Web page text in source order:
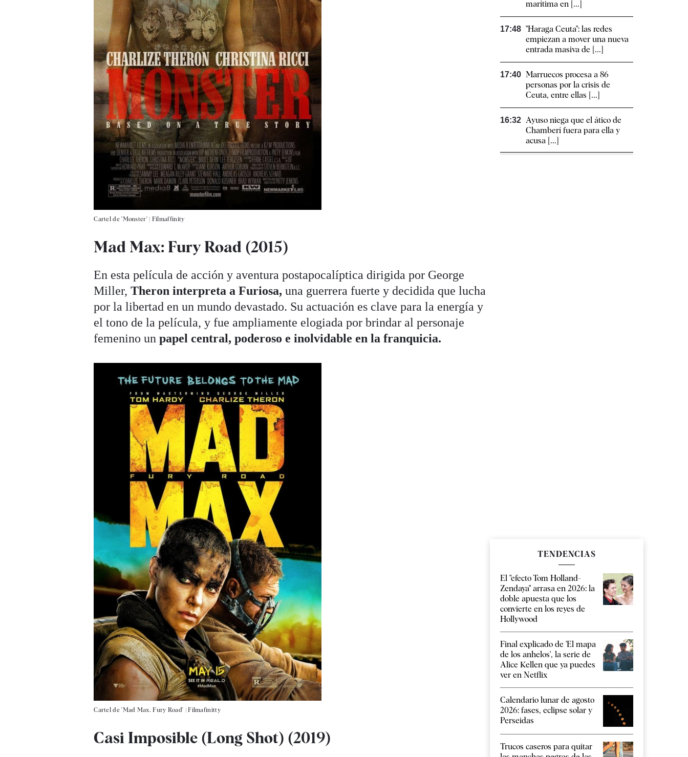
Cartel de 'Monster'| Filmaffinity
Mad Max: Fury Road (2015)
En esta película de acción y aventura postapocalíptica dirigida por George
Miller,Theron interpreta a Furiosa,una guerrera fuerte y decidida que lucha
por la libertad en un mundo devastado. Su actuación es clave para la energía y
el tono de la película, y fue ampliamente elogiada por brindar al personaje
femenino unpapel central, poderoso e inolvidable en la franquicia.
Cartel de 'Mad Max. Fury Road' |Filmafinitty
Casi Imposible (Long Shot) (2019)
marítima en [...]
17:48 "Haraga Ceuta": las redes
empiezan a mover una nueva
entrada masiva de [...]
17:40 Marruecos procesa a 86
personas por la crisis de
Ceuta, entre ellas [...]
16:32 Ayuso niega que el ático de
Chamberí fuera para ella y
acusa [...]
TENDENCIAS
El "efecto Tom Holland-
Zendaya" arrasa en 2026: la
doble apuesta que los
convierte en los reyes de
Hollywood
Final explicado de 'El mapa
de los anhelos', la serie de
Alice Kellen que ya puedes
ver en Netflix
Calendario lunar de agosto
2026: fases, eclipse solar y
Perseidas
Trucos caseros para quitar